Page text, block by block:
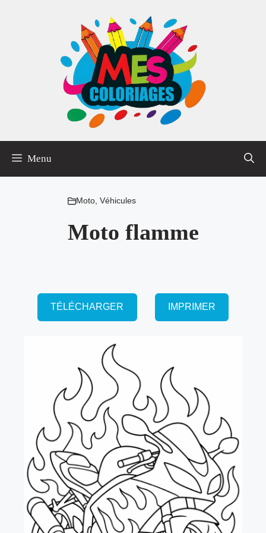
Menu
Moto, Véhicules
Moto flamme
TÉLÉCHARGER IMPRIMER